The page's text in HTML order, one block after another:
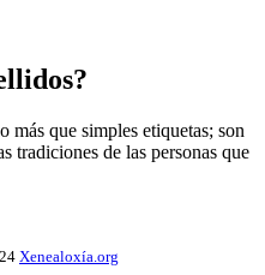
más que simples etiquetas; son
tradiciones de las personas que
Xenealoxía.org